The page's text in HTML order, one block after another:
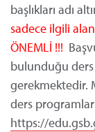
başlıkları adı
sadece ilgili
ÖNEMLİ !!!
bulunduğu ders
gerekmektedir.
ders
https://